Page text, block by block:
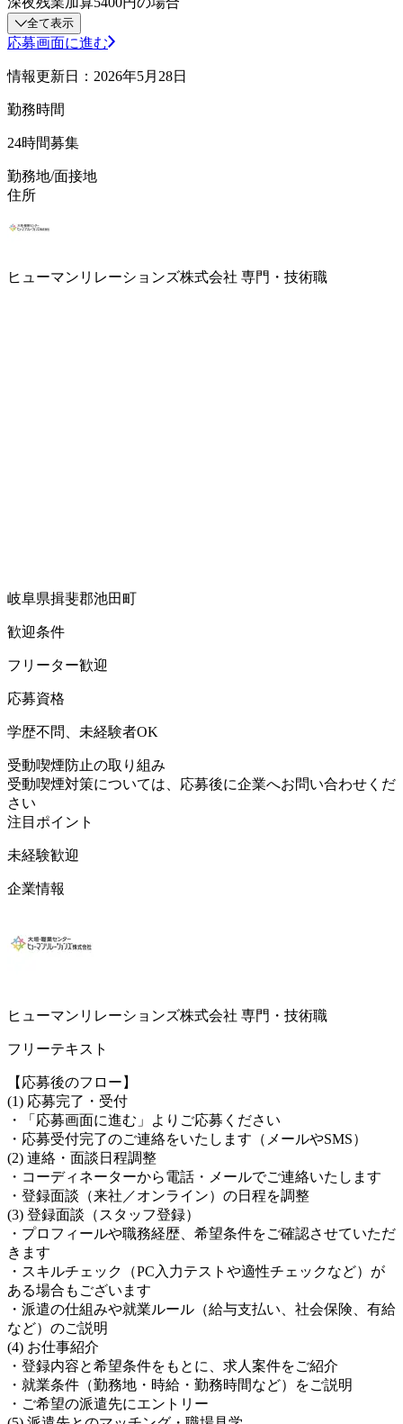
全て表示
応募画面に進む
情報更新日：2026年5月28日
勤務時間
24時間募集
勤務地/面接地
住所
ヒューマンリレーションズ株式会社 専門・技術職
岐阜県揖斐郡池田町
歓迎条件
フリーター歓迎
応募資格
学歴不問、未経験者OK
受動喫煙防止の取り組み
受動喫煙対策については、応募後に企業へお問い合わせくだ
さい
注目ポイント
未経験歓迎
企業情報
ヒューマンリレーションズ株式会社 専門・技術職
フリーテキスト
【応募後のフロー】
(1) 応募完了・受付
・「応募画面に進む」よりご応募ください
・応募受付完了のご連絡をいたします（メールやSMS）
(2) 連絡・面談日程調整
・コーディネーターから電話・メールでご連絡いたします
・登録面談（来社／オンライン）の日程を調整
(3) 登録面談（スタッフ登録）
・プロフィールや職務経歴、希望条件をご確認させていただ
きます
・スキルチェック（PC入力テストや適性チェックなど）が
ある場合もございます
・派遣の仕組みや就業ルール（給与支払い、社会保険、有給
など）のご説明
(4) お仕事紹介
・登録内容と希望条件をもとに、求人案件をご紹介
・就業条件（勤務地・時給・勤務時間など）をご説明
・ご希望の派遣先にエントリー